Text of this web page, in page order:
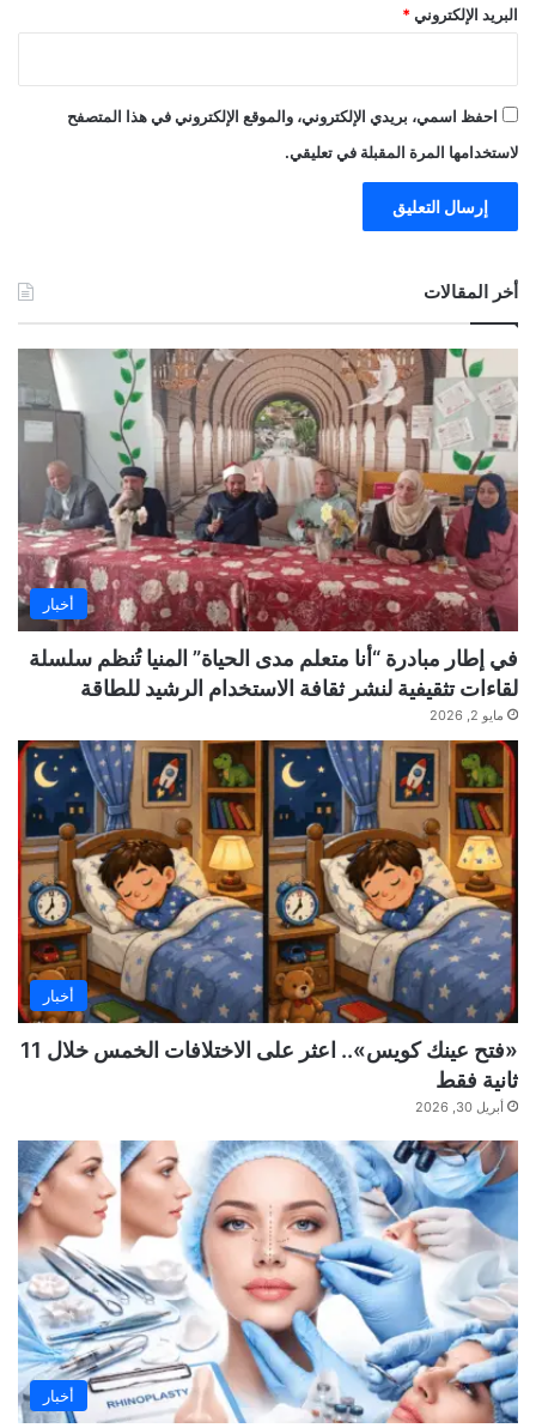
البريد الإلكتروني *
احفظ اسمي، بريدي الإلكتروني، والموقع الإلكتروني في هذا المتصفح
لاستخدامها المرة المقبلة في تعليقي.
أخر المقالات
أخبار
في إطار مبادرة “أنا متعلم مدى الحياة” المنيا تُنظم سلسلة
لقاءات تثقيفية لنشر ثقافة الاستخدام الرشيد للطاقة
مايو 2, 2026
أخبار
«فتح عينك كويس».. اعثر على الاختلافات الخمس خلال 11
ثانية فقط
أبريل 30, 2026
أخبار